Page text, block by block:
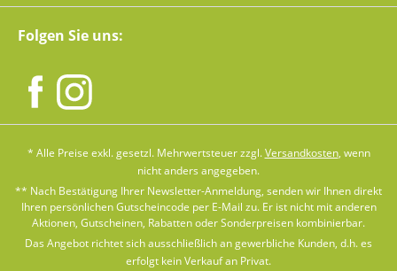
Folgen Sie uns:
* Alle Preise exkl. gesetzl. Mehrwertsteuer zzgl.Versandkosten, wenn
nicht anders angegeben.
** Nach Bestätigung Ihrer Newsletter-Anmeldung, senden wir Ihnen direkt
Ihren persönlichen Gutscheincode per E-Mail zu. Er ist nicht mit anderen
Aktionen, Gutscheinen, Rabatten oder Sonderpreisen kombinierbar.
Das Angebot richtet sich ausschließlich an gewerbliche Kunden, d.h. es
erfolgt kein Verkauf an Privat.